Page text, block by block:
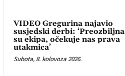
VIDEO Gregurina najavio
susjedski derbi: ‘Preozbiljna
su ekipa, očekuje nas prava
utakmica’
Subota, 8. kolovoza 2026.